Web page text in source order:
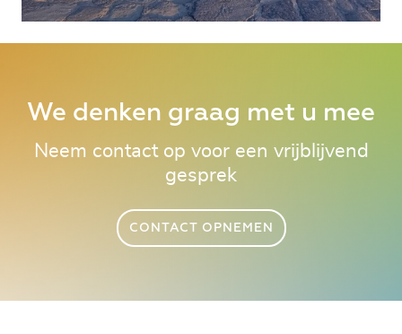
We denken graag met u mee
Neem contact op voor een vrijblijvend
gesprek
CONTACT OPNEMEN